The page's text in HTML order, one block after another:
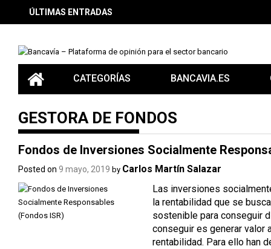
ÚLTIMAS ENTRADAS
CATEGORÍAS BANCAVIA.ES
GESTORA DE FONDOS
Fondos de Inversiones Socialmente
Posted on 9 mayo, 2019 by Carlos Martín Salazar
Las inversiones
la rentabilidad que se
sostenible para conseguir
conseguir es generar valor
rentabilidad. Para ello han